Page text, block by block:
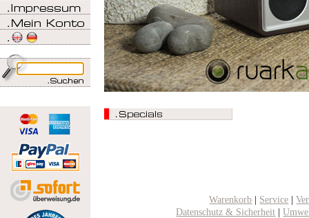
Warenkorb Service |
Datenschutz & Sicherheit |